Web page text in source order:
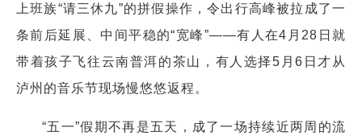
上班族“请三休九”的拼假操作，令出行高峰被拉成了一
条前后延展、中间平稳的“宽峰”——有人在4月28日就
带着孩子飞往云南普洱的茶山，有人选择5月6日才从
泸州的音乐节现场慢悠悠返程。
“五一”假期不再是五天，成了一场持续近两周的流